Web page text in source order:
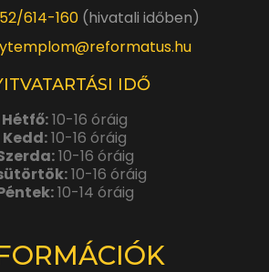
614-160(hivatali időben)
IDŐ
Hétfő:10-16 óráig
Kedd:10-16 óráig
10-16 óráig
10-16 óráig
10-14 óráig